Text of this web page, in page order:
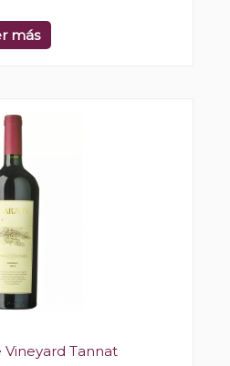
más
Vineyard Tannat